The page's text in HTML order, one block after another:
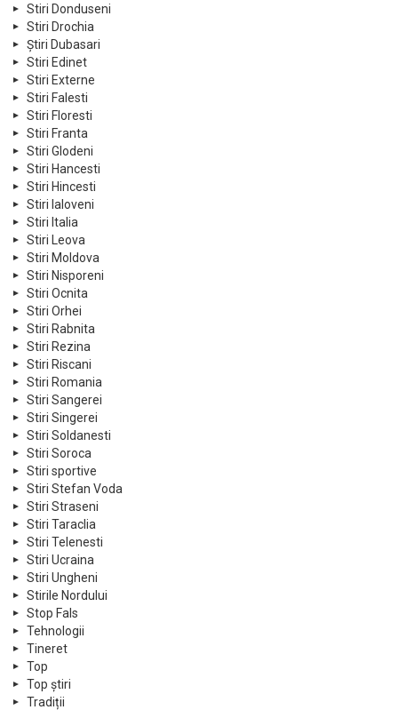
Stiri Donduseni
Stiri Drochia
Știri Dubasari
Stiri Edinet
Stiri Externe
Stiri Falesti
Stiri Floresti
Stiri Franta
Stiri Glodeni
Stiri Hancesti
Stiri Hincesti
Stiri Ialoveni
Stiri Italia
Stiri Leova
Stiri Moldova
Stiri Nisporeni
Stiri Ocnita
Stiri Orhei
Stiri Rabnita
Stiri Rezina
Stiri Riscani
Stiri Romania
Stiri Sangerei
Stiri Singerei
Stiri Soldanesti
Stiri Soroca
Stiri sportive
Stiri Stefan Voda
Stiri Straseni
Stiri Taraclia
Stiri Telenesti
Stiri Ucraina
Stiri Ungheni
Stirile Nordului
Stop Fals
Tehnologii
Tineret
Top
Top știri
Tradiții